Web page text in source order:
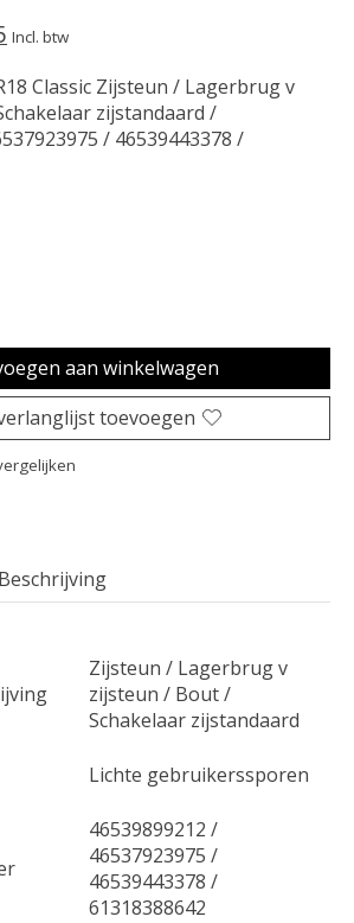
Incl. btw
Classic Zijsteun / Lagerbrug v
zijstandaard /
/ 46539443378 /
aan winkelwagen
toevoegen
Beschrijving
Zijsteun / Lagerbrug v
zijsteun / Bout /
Schakelaar zijstandaard
Lichte gebruikerssporen
46539899212 /
46537923975 /
46539443378 /
61318388642